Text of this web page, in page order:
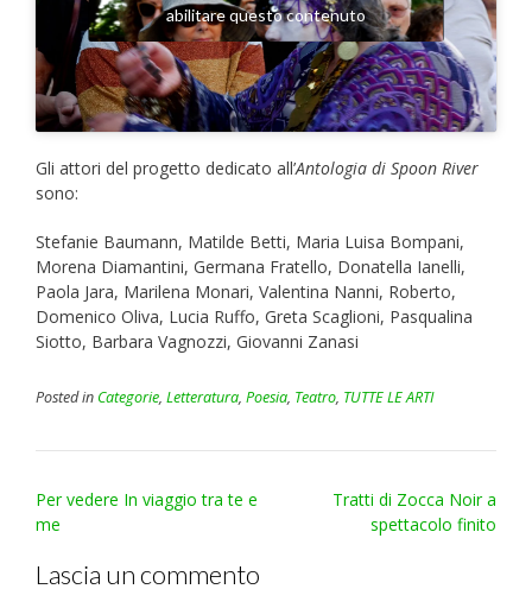
abilitare questo contenuto
Gli attori del progetto dedicato all’Antologia di Spoon River
sono:
Stefanie Baumann, Matilde Betti, Maria Luisa Bompani,
Morena Diamantini, Germana Fratello, Donatella Ianelli,
Paola Jara, Marilena Monari, Valentina Nanni, Roberto,
Domenico Oliva, Lucia Ruffo, Greta Scaglioni, Pasqualina
Siotto, Barbara Vagnozzi, Giovanni Zanasi
Posted in Categorie, Letteratura, Poesia, Teatro, TUTTE LE ARTI
Post
navigation
Per vedere In viaggio tra te e
me
Tratti di Zocca Noir a
spettacolo finito
Lascia un commento